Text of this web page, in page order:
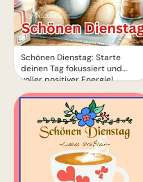
Schönen Dienstag: Starte
deinen Tag fokussiert und
voller positiver Energie!